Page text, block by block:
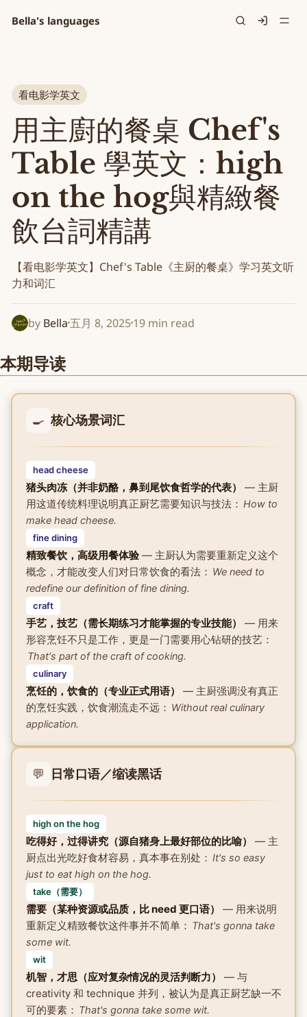
Bella's languages
看电影学英文
用主廚的餐桌 Chef's
Table 學英文：high
on the hog與精緻餐
飲台詞精講
【看电影学英文】Chef's Table《主厨的餐桌》学习英文听
力和词汇
by Bella五月 8, 202519 min read
本期导读
🍳 核心场景词汇
head cheese
猪头肉冻（并非奶酪，鼻到尾饮食哲学的代表）
— 主厨
用这道传统料理说明真正厨艺需要知识与技法： How to
make head cheese.
fine dining
精致餐饮，高级用餐体验— 主厨认为需要重新定义这个
概念，才能改变人们对日常饮食的看法： We need to
redefine our definition of fine dining.
craft
手艺，技艺（需长期练习才能掌握的专业技能）
— 用来
形容烹饪不只是工作，更是一门需要用心钻研的技艺：
That's part of the craft of cooking.
culinary
烹饪的，饮食的（专业正式用语）
— 主厨强调没有真正
的烹饪实践，饮食潮流走不远： Without real culinary
application.
💬 日常口语／缩读黑话
high on the hog
吃得好，过得讲究（源自猪身上最好部位的比喻）
— 主
厨点出光吃好食材容易，真本事在别处： It's so easy
just to eat high on the hog.
take（需要）
需要（某种资源或品质，比 need 更口语）
— 用来说明
重新定义精致餐饮这件事并不简单： That's gonna take
some wit.
wit
机智，才思（应对复杂情况的灵活判断力）
— 与
creativity 和 technique 并列，被认为是真正厨艺缺一不
可的要素： That's gonna take some wit.